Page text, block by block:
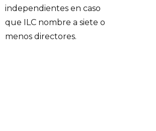
independientes en caso
que ILC nombre a siete o
menos directores.